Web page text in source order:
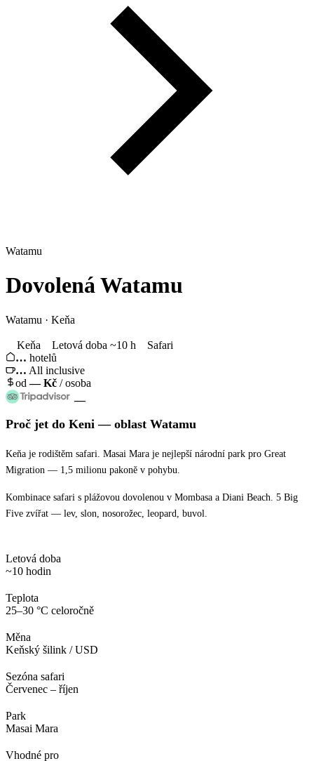
Watamu
DovolenáWatamu
Watamu · Keňa
Keňa Letová doba ~10 h
Safari
… hotelů
… All inclusive
od—Kč / osoba
—
Proč jet do Keni — oblast Watamu
Keňa je rodištěm safari. Masai Mara je nejlepší národní park pro Great
Migration — 1,5 milionu pakoně v pohybu.
Kombinace safari s plážovou dovolenou v Mombasa a Diani Beach. 5 Big
Five zvířat — lev, slon, nosorožec, leopard, buvol.
Letová doba
~10 hodin
Teplota
25–30 °C celoročně
Měna
Keňský šilink / USD
Sezóna safari
Červenec – říjen
Park
Masai Mara
Vhodné pro